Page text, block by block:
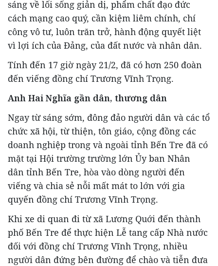
sáng về lối sống giản dị, phẩm chất đạo đức
cách mạng cao quý, cần kiệm liêm chính, chí
công vô tư, luôn trăn trở, hành động quyết liệt
vì lợi ích của Đảng, của đất nước và nhân dân.
Tính đến 17 giờ ngày 21/2, đã có hơn 250 đoàn
đến viếng đồng chí Trương Vĩnh Trọng.
Anh Hai Nghĩa gần dân, thương dân
Ngay từ sáng sớm, đông đảo người dân và các tổ
chức xã hội, từ thiện, tôn giáo, cộng đồng các
doanh nghiệp trong và ngoài tỉnh Bến Tre đã có
mặt tại Hội trường trường lớn Ủy ban Nhân
dân tỉnh Bến Tre, hòa vào dòng người đến
viếng và chia sẻ nỗi mất mát to lớn với gia
quyến đồng chí Trương Vĩnh Trọng.
Khi xe di quan đi từ xã Lương Quới đến thành
phố Bến Tre để thực hiện Lễ tang cấp Nhà nước
đối với đồng chí Trương Vĩnh Trọng, nhiều
người dân đứng bên đường để chào và tiễn đưa